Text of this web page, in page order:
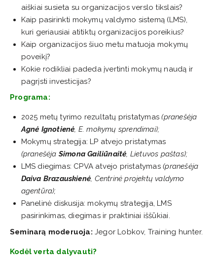
aiškiai susieta su organizacijos verslo tikslais?
Kaip pasirinkti mokymų valdymo sistemą (LMS),
kuri geriausiai atitiktų organizacijos poreikius?
Kaip organizacijos šiuo metu matuoja mokymų
poveikį?
Kokie rodikliai padeda įvertinti mokymų naudą ir
pagrįsti investicijas?
Programa:
2025 metų tyrimo rezultatų pristatymas(pranešėja
Agnė Ignotienė, E. mokymų sprendimai);
Mokymų strategija: LP atvejo pristatymas
(pranešėja Simona Gailiūnaitė, Lietuvos paštas);
LMS diegimas: CPVA atvejo pristatymas(pranešėja
Daiva Brazauskienė, Centrinė projektų valdymo
agentūra);
Panelinė diskusija: mokymų strategija, LMS
pasirinkimas, diegimas ir praktiniai iššūkiai.
Seminarą moderuoja: Jegor Lobkov, Training hunter.
Kodėl verta dalyvauti?